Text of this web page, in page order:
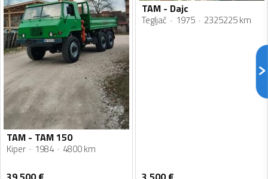
TAM - TAM 150
Kiper 1984 4800 km
TAM - Dajc
Tegljač 1975 2325225 km